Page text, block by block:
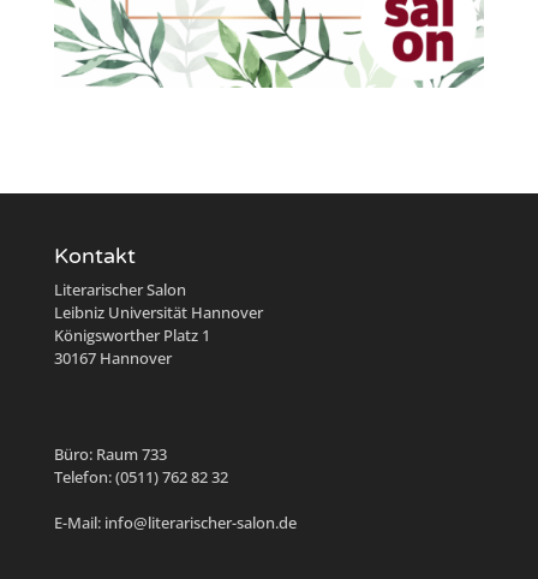
Kontakt
Literarischer Salon
Leibniz Universität Hannover
Königsworther Platz 1
30167 Hannover
Büro: Raum 733
Telefon: (0511) 762 82 32
E-Mail: info@literarischer-salon.de